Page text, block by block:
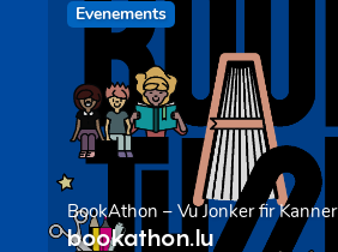
Evenements
BookAthon – Vu Jonker fir Kanner
bookathon.lu